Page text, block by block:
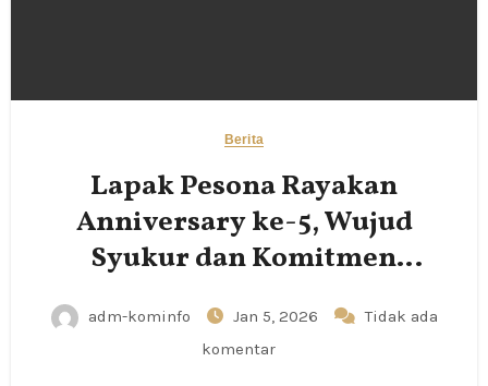
Berita
Lapak Pesona Rayakan
Anniversary ke-5, Wujud
Syukur dan Komitmen
adm-kominfo Jan 5, 2026
Tidak ada
komentar